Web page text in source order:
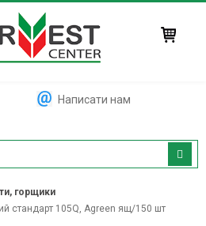
Написати нам
горщики
стандарт 105Q, Agreen ящ/150 шт